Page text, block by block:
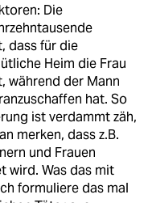
Die
dass für die
Heim die Frau
während der Mann
hat. So
ist verdammt zäh,
merken, dass z.B.
und Frauen
wird. Was das mit
formuliere das mal